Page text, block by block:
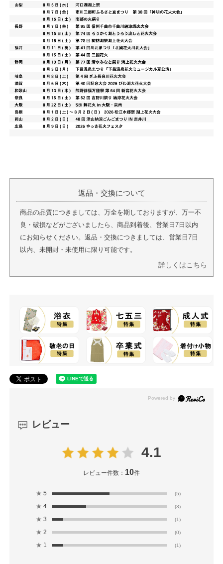
返品・交換について
商品の品質につきましては、万全を期しておりますが、万一不
良・破損などがございましたら、商品到着後、営業日7日以内
にお知らせください。返品・交換につきましては、営業日7日
以内、未開封・未使用に限り可能です。
詳しくはこちら
レビュー
4.1
レビュー件数： 10件
★ 5 (5)
★ 4 (3)
★ 3 (1)
★ 2 (0)
★ 1 (1)